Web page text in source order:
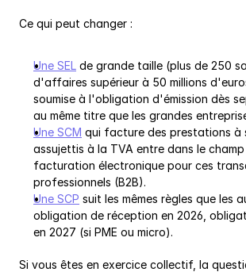
Ce qui peut changer :
Une SEL de grande taille (plus de 250
d'affaires supérieur à 50 millions
soumise à l'obligation d'émission dès
au même titre que les grandes
Une SCM qui facture des prestations à
assujettis à la TVA entre dans le
facturation électronique pour ces
professionnels (B2B).
Une SCP suit les mêmes règles que les
obligation de réception en 2026,
en 2027 (si PME ou micro).
Si vous êtes en exercice collectif, la